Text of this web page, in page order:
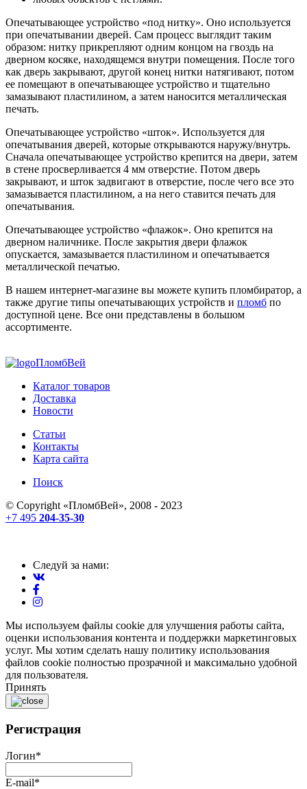
Опечатывающее устройство «под нитку». Оно используется
при опечатывании дверей. Сам процесс выглядит таким
образом: нитку прикрепляют одним концом на гвоздь на
дверном косяке, находящемся внутри помещения. После того
как дверь закрывают, другой конец нитки натягивают, потом
ее помещают в опечатывающее устройство и тщательно
замазывают пластилином, а затем наносится металлическая
печать.
Опечатывающее устройство «шток». Используется для
опечатывания дверей, которые открываются наружу/внутрь.
Сначала опечатывающее устройство крепится на двери, затем
в стене просверливается 4 мм отверстие. Потом дверь
закрывают, и шток задвигают в отверстие, после чего все это
замазывается пластилином, а на него ставится печать для
опечатывания.
Опечатывающее устройство «флажок». Оно крепится на
дверном наличнике. После закрытия двери флажок
опускается, замазывается пластилином и опечатывается
металлической печатью.
В нашем интернет-магазине вы можете купить пломбиратор, а
также другие типы опечатывающих устройств и пломб по
доступной цене. Все они представлены в большом
ассортименте.
ПломбВей
Каталог товаров
Доставка
Новости
Статьи
Контакты
Карта сайта
Поиск
© Copyright «ПломбВей», 2008 - 2023
+7 495 204-35-30
Следуй за нами:
Мы используем файлы cookie для улучшения работы сайта,
оценки использования контента и поддержки маркетинговых
услуг. Мы хотим сделать нашу политику использования
файлов cookie полностью прозрачной и максимально удобной
для пользователя.
Принять
Регистрация
Логин*
E-mail*